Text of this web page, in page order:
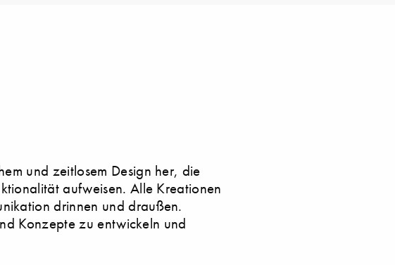
und zeitlosem Design her, die
aufweisen. Alle Kreationen
drinnen und draußen.
Konzepte zu entwickeln und